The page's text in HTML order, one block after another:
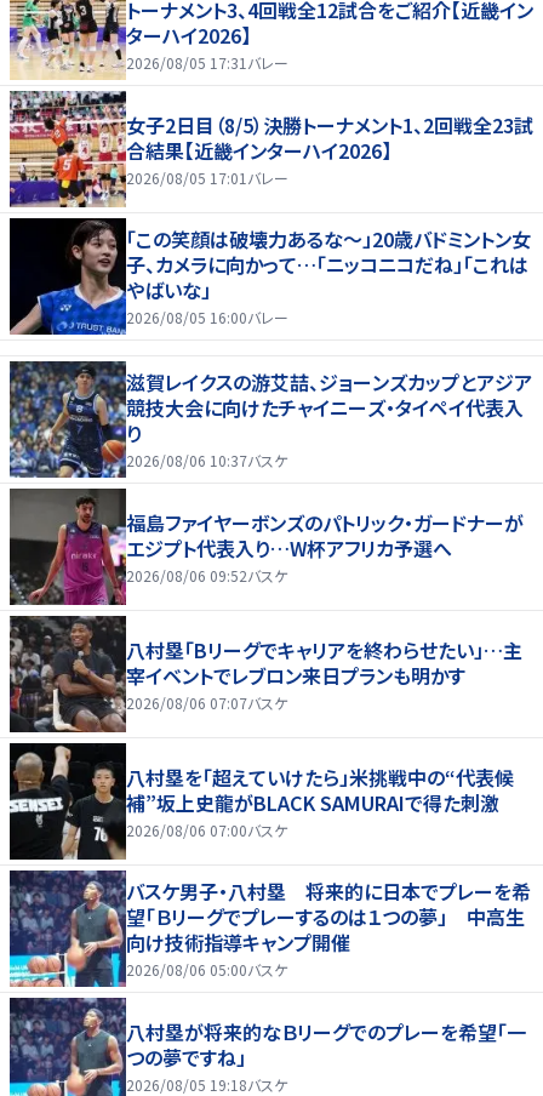
トーナメント3、4回戦全12試合をご紹介【近畿イン
ターハイ2026】
2026/08/05 17:31 バレー
女子2日目（8/5）決勝トーナメント1、2回戦全23試
合結果【近畿インターハイ2026】
2026/08/05 17:01 バレー
「この笑顔は破壊力あるな〜」20歳バドミントン女
子、カメラに向かって…「ニッコニコだね」「これは
やばいな」
2026/08/05 16:00バレー
滋賀レイクスの游艾喆、ジョーンズカップとアジア
競技大会に向けたチャイニーズ・タイペイ代表入
り
2026/08/06 10:37バスケ
福島ファイヤーボンズのパトリック・ガードナーが
エジプト代表入り…W杯アフリカ予選へ
2026/08/06 09:52バスケ
八村塁「Bリーグでキャリアを終わらせたい」…主
宰イベントでレブロン来日プランも明かす
2026/08/06 07:07バスケ
八村塁を「超えていけたら」米挑戦中の“代表候
補”坂上史龍がBLACK SAMURAIで得た刺激
2026/08/06 07:00バスケ
バスケ男子・八村塁 将来的に日本でプレーを希
望「Ｂリーグでプレーするのは１つの夢」 中高生
向け技術指導キャンプ開催
2026/08/06 05:00バスケ
八村塁が将来的なＢリーグでのプレーを希望「一
つの夢ですね」
2026/08/05 19:18バスケ